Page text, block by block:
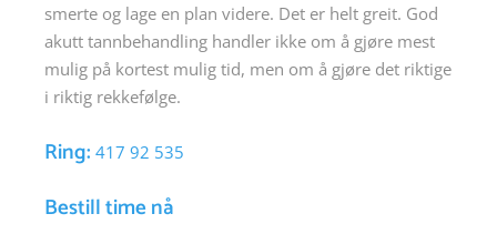
smerte og lage en plan videre. Det er helt greit. God
akutt tannbehandling handler ikke om å gjøre mest
mulig på kortest mulig tid, men om å gjøre det riktige
i riktig rekkefølge.
Ring:417 92 535
Bestill time nå